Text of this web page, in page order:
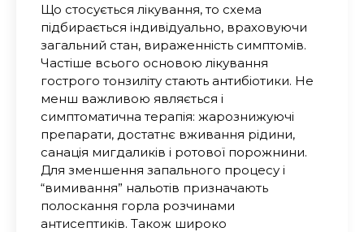
Що стосується лікування, то схема
підбирається індивідуально, враховуючи
загальний стан, вираженність симптомів.
Частіше всього основою лікування
гострого тонзиліту стають антибіотики. Не
менш важливою являється і
симптоматична терапія: жарознижуючі
препарати, достатнє вживання рідини,
санація мигдаликів і ротової порожнини.
Для зменшення запального процесу і
“вимивання” нальотів призначають
полоскання горла розчинами
антисептиків. Також широко